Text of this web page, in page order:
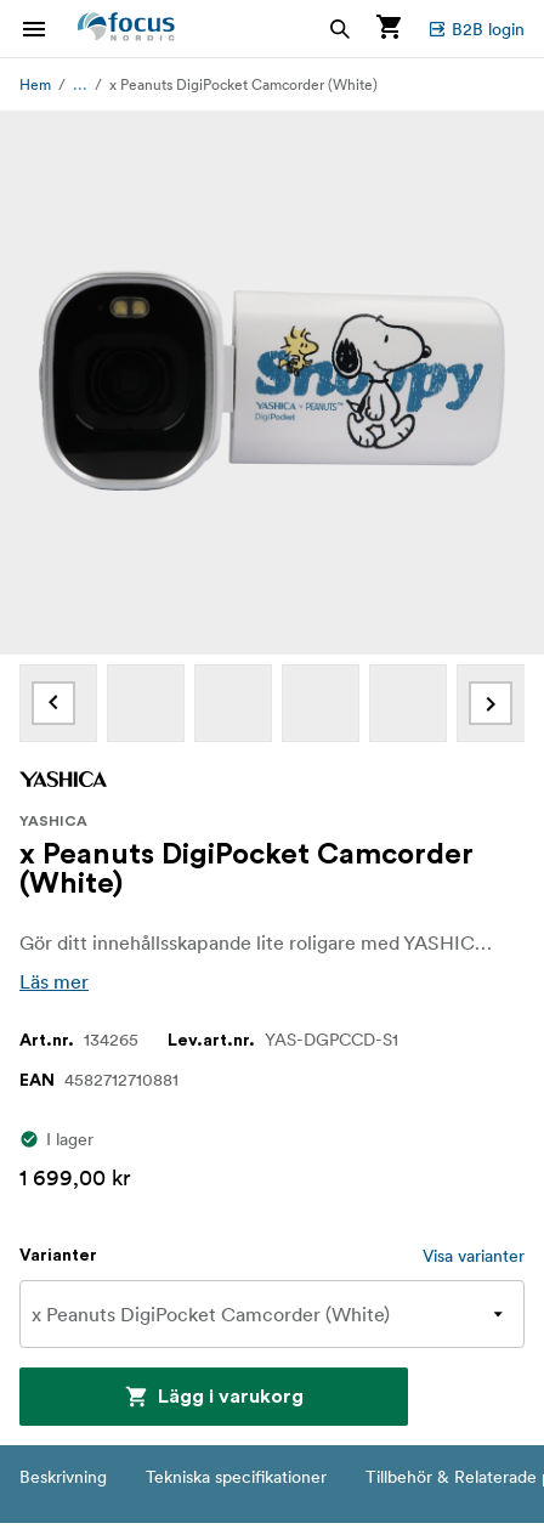
B2B login
Hem ... x Peanuts DigiPocket Camcorder (White)
YASHICA
x Peanuts DigiPocket Camcorder
(White)
Gör ditt innehållsskapande lite roligare med YASHICA x Peanuts DigiPocket Camcorder! Denna videokamera med det ikoniska Snoopy-designen är perfekt för videofilmare som vill ha en enhet som är både praktisk och full av personlighet. Den är lätt, kompakt och bärbar, vilket gör den till den perfekta följeslagaren för att utforska dina kreativa drömmar.
Läs mer
Art.nr. 134265 Lev.art.nr. YAS-DGPCCD-S1
EAN 4582712710881
I lager
1 699,00 kr
Varianter Visa varianter
Lägg i varukorg
Beskrivning Tekniska specifikationer Tillbehör & Relaterade